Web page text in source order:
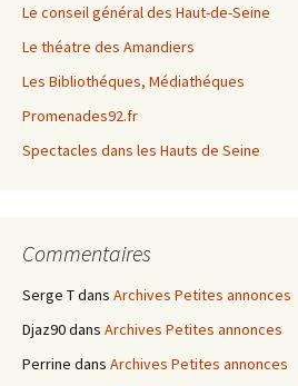
Le conseil général des Haut-de-Seine
Le théatre des Amandiers
Les Bibliothéques, Médiathéques
Promenades92.fr
Spectacles dans les Hauts de Seine
Commentaires
Serge Tdans Archives Petites annonces
Djaz90dans Archives Petites annonces
Perrine dans Archives Petites annonces